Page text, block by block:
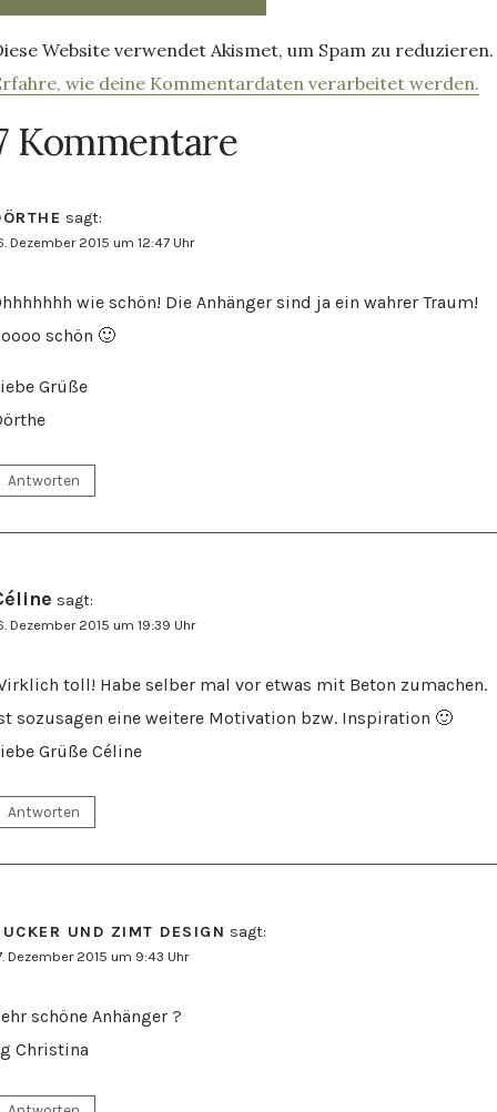
Website verwendet Akismet, um Spam zu reduzieren.
wie deine Kommentardaten verarbeitet werden.
Kommentare
sagt:
Dezember 2015 um 12:47 Uhr
wie schön! Die Anhänger sind ja ein wahrer Traum!
schön 🙂
Grüße
Antworten
sagt:
Dezember 2015 um 19:39 Uhr
toll! Habe selber mal vor etwas mit Beton zumachen.
sozusagen eine weitere Motivation bzw. Inspiration 🙂
Grüße Céline
Antworten
UND ZIMT DESIGN sagt:
Dezember 2015 um 9:43 Uhr
schöne Anhänger ?
Christina